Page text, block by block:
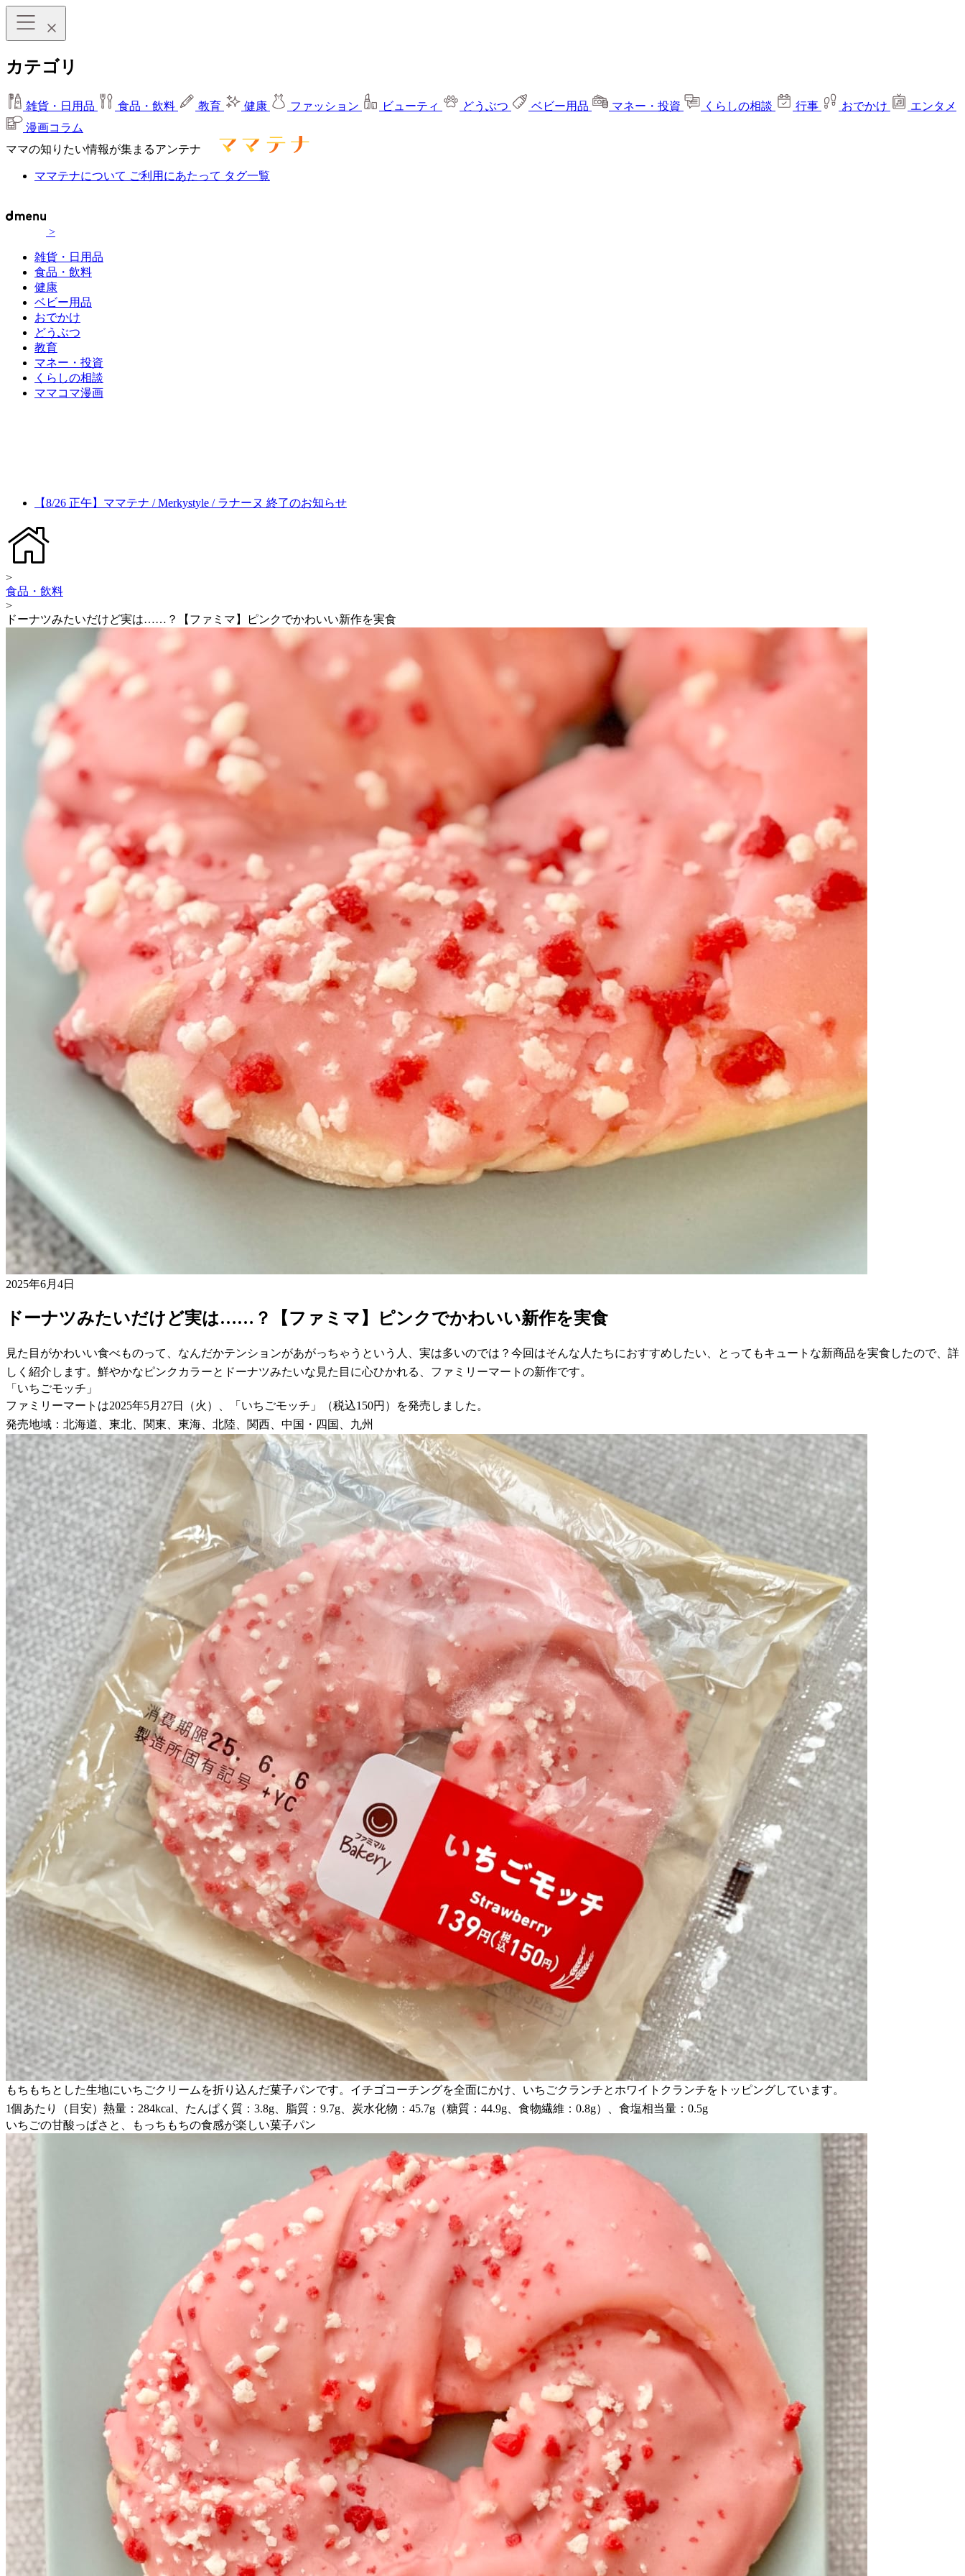
カテゴリ
雑貨・日用品 食品・飲料 教育 健康 ファッション ビューティ どうぶつ ベビー用品 マネー・投資 くらしの相談 行事 おでかけ
エンタメ
漫画コラム
ママの知りたい情報が集まるアンテナ
ママテナについて ご利用にあたって タグ一覧
>
雑貨・日用品
食品・飲料
健康
ベビー用品
おでかけ
どうぶつ
教育
マネー・投資
くらしの相談
ママコマ漫画
【8/26 正午】ママテナ / Merkystyle / ラナーヌ 終了のお知らせ
>
食品・飲料
>
ドーナツみたいだけど実は……？【ファミマ】ピンクでかわいい新作を実食
2025年6月4日
ドーナツみたいだけど実は……？【ファミマ】ピンクでかわいい新作を実食
見た目がかわいい食べものって、なんだかテンションがあがっちゃうという人、実は多いのでは？今回はそんな人たちにおすすめしたい、とってもキュートな新商品を実食したので、詳
しく紹介します。鮮やかなピンクカラーとドーナツみたいな見た目に心ひかれる、ファミリーマートの新作です。
「いちごモッチ」
ファミリーマートは2025年5月27日（火）、「いちごモッチ」（税込150円）を発売しました。
発売地域：北海道、東北、関東、東海、北陸、関西、中国・四国、九州
もちもちとした生地にいちごクリームを折り込んだ菓子パンです。イチゴコーチングを全面にかけ、いちごクランチとホワイトクランチをトッピングしています。
1個あたり（目安）熱量：284kcal、たんぱく質：3.8g、脂質：9.7g、炭水化物：45.7g（糖質：44.9g、食物繊維：0.8g）、食塩相当量：0.5g
いちごの甘酸っぱさと、もっちもちの食感が楽しい菓子パン